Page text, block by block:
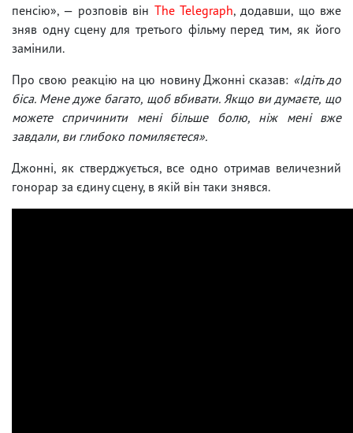
пенсію», — розповів він The Telegraph, додавши, що вже
зняв одну сцену для третього фільму перед тим, як його
замінили.
Про свою реакцію на цю новину Джонні сказав: «Ідіть до
біса. Мене дуже багато, щоб вбивати. Якщо ви думаєте, що
можете спричинити мені більше болю, ніж мені вже
завдали, ви глибоко помиляєтеся».
Джонні, як стверджується, все одно отримав величезний
гонорар за єдину сцену, в якій він таки знявся.